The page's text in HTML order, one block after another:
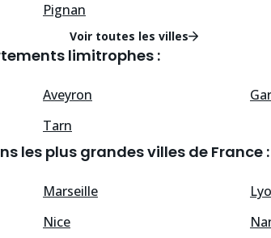
Pignan
Voir toutes les villes
limitrophes :
Aveyron
Tarn
les plus grandes villes de France :
Marseille
Nice